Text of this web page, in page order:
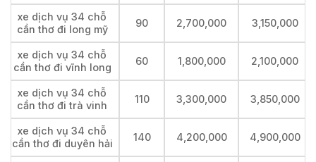
xe dịch vụ 34 chỗ
cần thơ đi long mỹ
90 2,700,000 3,150,000
xe dịch vụ 34 chỗ
cần thơ đi vĩnh long
60 1,800,000 2,100,000
xe dịch vụ 34 chỗ
cần thơ đi trà vinh
110 3,300,000 3,850,000
xe dịch vụ 34 chỗ
cần thơ đi duyên hải
140 4,200,000 4,900,000